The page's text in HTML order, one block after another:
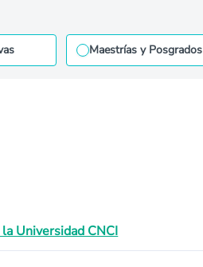
Maestrías y Posgrados
Universidad CNCI